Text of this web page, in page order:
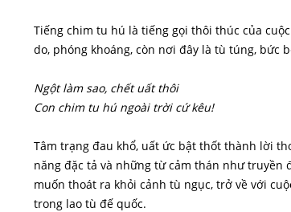
Tiếng chim tu hú là tiếng gọi thôi thúc của
do, phóng khoáng, còn nơi đây là tù túng, bức
Ngột làm sao, chết uất thôi
Con chim tu hú ngoài trời cứ kêu!
Tâm trạng đau khổ, uất ức bật thốt thành lời
năng đặc tả và những từ cảm thán như truyền
muốn thoát ra khỏi cảnh tù ngục, trở về với
trong lao tù đế quốc.